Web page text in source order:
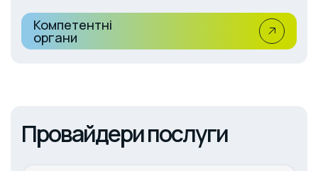
Компетентні
органи
Провайдери послуги